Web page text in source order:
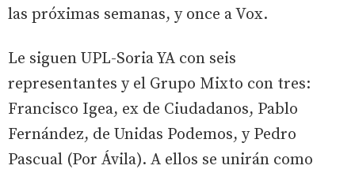
las próximas semanas, y once a Vox.
Le siguen UPL-Soria YA con seis
representantes y el Grupo Mixto con tres:
Francisco Igea, ex de Ciudadanos, Pablo
Fernández, de Unidas Podemos, y Pedro
Pascual (Por Ávila). A ellos se unirán como